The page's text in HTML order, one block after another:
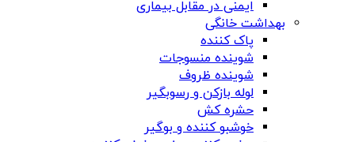
ایمنی در مقابل بیماری
بهداشت خانگی
پاک کننده
شوینده منسوجات
شوینده ظروف
لوله بازکن و رسوبگیر
حشره کش
خوشبو کننده و بوگیر